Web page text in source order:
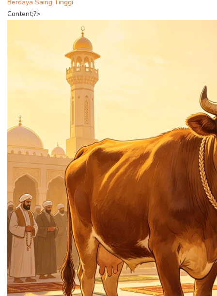
Berdaya Saing Tinggi
Content;?>